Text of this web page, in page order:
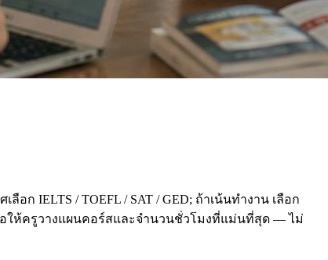
อก IELTS / TOEFL / SAT / GED; ถ้าเน้นทำงาน เลือก
เพื่อให้ครูวางแผนคอร์สและจำนวนชั่วโมงที่แม่นที่สุด — ไม่